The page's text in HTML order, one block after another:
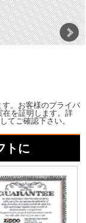
。お客様のプライバ
在を証明します。詳
てご確認下さい。
トに